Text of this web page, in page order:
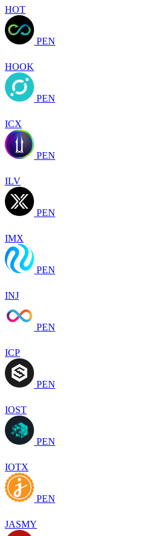
HOT
PEN
HOOK
PEN
ICX
PEN
ILV
PEN
IMX
PEN
INJ
PEN
ICP
PEN
IOST
PEN
IOTX
PEN
JASMY